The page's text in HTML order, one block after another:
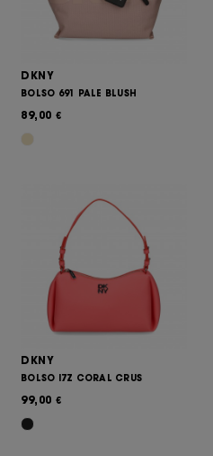
DKNY
BOLSO 691 PALE BLUSH
89,00 €
DKNY
BOLSO I7Z CORAL CRUS
99,00 €